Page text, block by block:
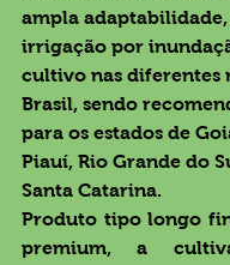
ampla adaptabilidade,
irrigação por
cultivo nas diferentes
Brasil, sendo
para os estados de
Piauí, Rio Grande do
Santa Catarina.
Produto tipo longo
premium, a